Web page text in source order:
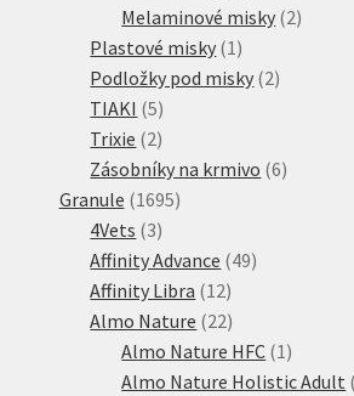
produktů
Melaminové misky 22
Plastové misky 1 1
produkt
Podložky pod misky 22
TIAKI 55
produktů
Trixie 22
produkty
Zásobníky na krmivo 66
Granule 16951695
4Vets 33
produkty
Affinity Advance 4949
Affinity Libra 1212
produktů
Almo Nature 2222
produktů
Almo Nature HFC 1 1
produkt
Almo Nature Holistic Adult